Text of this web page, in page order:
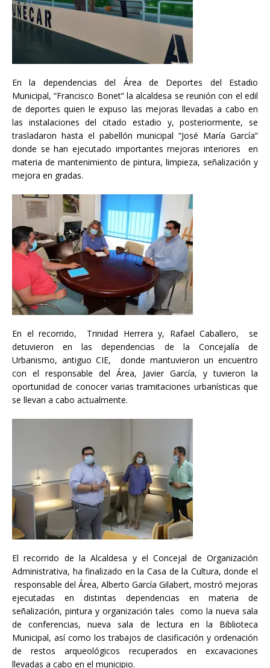
En la dependencias del Área de Deportes del Estadio
Municipal, “Francisco Bonet” la alcaldesa se reunión con el edil
de deportes quien le expuso las mejoras llevadas a cabo en
las instalaciones del citado estadio y, posteriormente, se
trasladaron hasta el pabellón municipal “José María García”
donde se han ejecutado importantes mejoras interiores en
materia de mantenimiento de pintura, limpieza, señalización y
mejora en gradas.
En el recorrido, Trinidad Herrera y, Rafael Caballero, se
detuvieron en las dependencias de la Concejalía de
Urbanismo, antiguo CIE, donde mantuvieron un encuentro
con el responsable del Área, Javier García, y tuvieron la
oportunidad de conocer varias tramitaciones urbanísticas que
se llevan a cabo actualmente.
El recorrido de la Alcaldesa y el Concejal de Organización
Administrativa, ha finalizado en la Casa de la Cultura, donde el
responsable del Área, Alberto García Gilabert, mostró mejoras
ejecutadas en distintas dependencias en materia de
señalización, pintura y organización tales como la nueva sala
de conferencias, nueva sala de lectura en la Biblioteca
Municipal, así como los trabajos de clasificación y ordenación
de restos arqueológicos recuperados en excavaciones
llevadas a cabo en el municipio.